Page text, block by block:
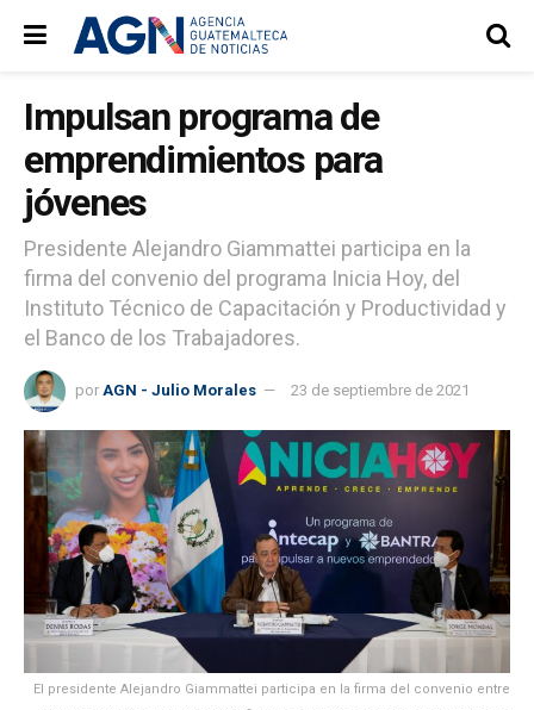
Impulsan programa de
emprendimientos para
jóvenes
Presidente Alejandro Giammattei participa en la
firma del convenio del programa Inicia Hoy, del
Instituto Técnico de Capacitación y Productividad y
el Banco de los Trabajadores.
por AGN - Julio Morales 23 de septiembre de 2021
El presidente Alejandro Giammattei participa en la firma del convenio entre